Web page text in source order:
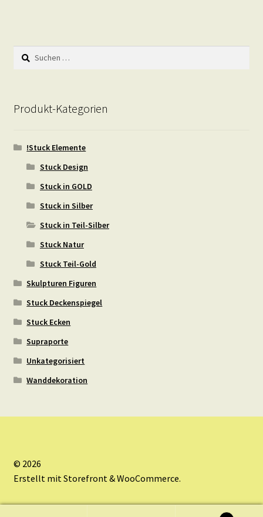
Suchen
nach:
Produkt-Kategorien
!Stuck Elemente
Stuck Design
Stuck in GOLD
Stuck in Silber
Stuck in Teil-Silber
Stuck Natur
Stuck Teil-Gold
Skulpturen Figuren
Stuck Deckenspiegel
Stuck Ecken
Supraporte
Unkategorisiert
Wanddekoration
© 2026
Erstellt mit Storefront & WooCommerce.